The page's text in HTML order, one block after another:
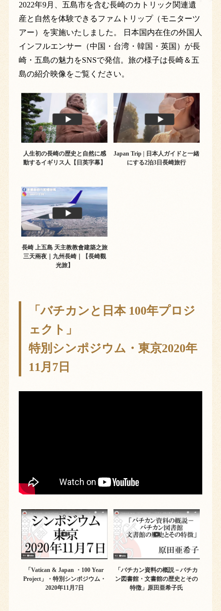
2022年9月、五島市を含む長崎のカトリック関連遺
産と自然を体験できるファムトリップ（モニターツ
アー）を実施いたしました。 日本国内在住の外国人
インフルエンサー（中国・台湾・韓国・英国）が長
崎・五島の魅力をSNSで発信。旅の様子は長崎＆五
島の紹介映像をご覧ください。
人生初の長崎の歴史と自然に感
動するイギリス人【日英字幕】
Japan Trip | 日本人ガイドと一緒
にする2泊3日長崎旅行
長崎 上五島 天主教教會建築之旅
三天兩夜｜九州長崎｜【長崎觀
光旅】
「バチカンと日本 100年プロジ
ェクト」
特別シンポジウム・東京2020年
11月7日
「Vatican & Japan ・100 Year
Project」・特別シンポジウム・
2020年11月7日
「バチカン資料の概説－バチカ
ン図書館・文書館の歴史とその
特徴」原田亜希子氏